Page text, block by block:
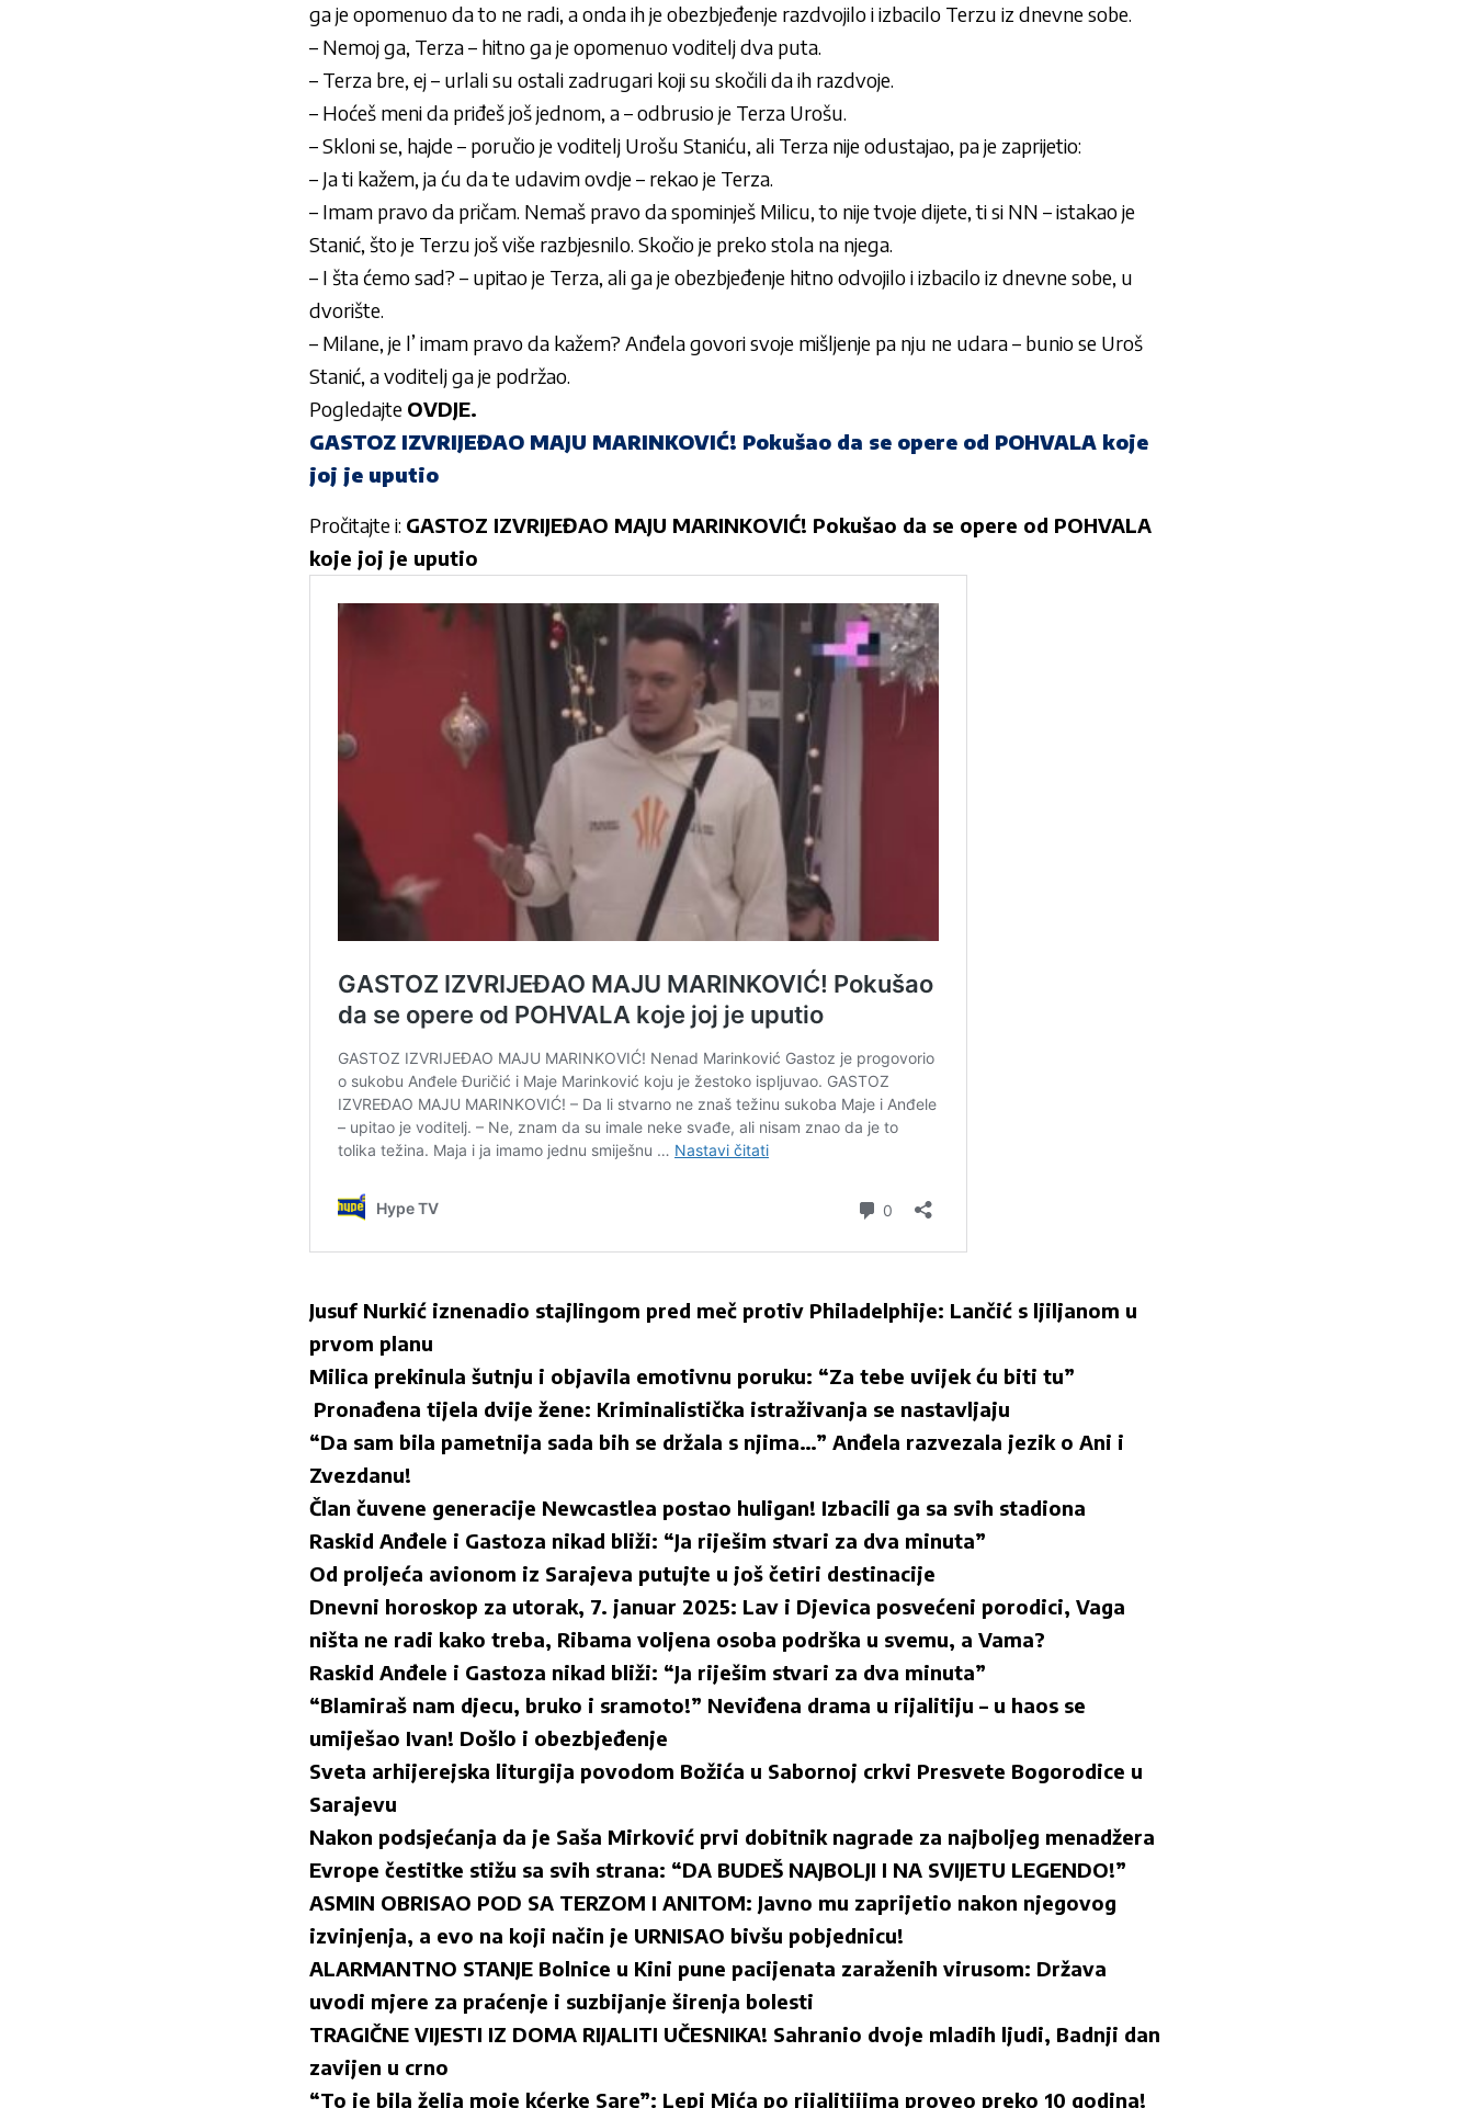
ga je opomenuo da to ne radi, a onda ih je obezbjeđenje razdvojilo i izbacilo Terzu iz dnevne sobe.
– Nemoj ga, Terza – hitno ga je opomenuo voditelj dva puta.
– Terza bre, ej – urlali su ostali zadrugari koji su skočili da ih razdvoje.
– Hoćeš meni da priđeš još jednom, a – odbrusio je Terza Urošu.
– Skloni se, hajde – poručio je voditelj Urošu Staniću, ali Terza nije odustajao, pa je zaprijetio:
– Ja ti kažem, ja ću da te udavim ovdje – rekao je Terza.
– Imam pravo da pričam. Nemaš pravo da spominješ Milicu, to nije tvoje dijete, ti si NN – istakao je
Stanić, što je Terzu još više razbjesnilo. Skočio je preko stola na njega.
– I šta ćemo sad? – upitao je Terza, ali ga je obezbjeđenje hitno odvojilo i izbacilo iz dnevne sobe, u
dvorište.
– Milane, je l’ imam pravo da kažem? Anđela govori svoje mišljenje pa nju ne udara – bunio se Uroš
Stanić, a voditelj ga je podržao.
Pogledajte OVDJE.
GASTOZ IZVRIJEĐAO MAJU MARINKOVIĆ! Pokušao da se opere od POHVALA koje
joj je uputio
Pročitajte i: GASTOZ IZVRIJEĐAO MAJU MARINKOVIĆ! Pokušao da se opere od POHVALA
koje joj je uputio
Jusuf Nurkić iznenadio stajlingom pred meč protiv Philadelphije: Lančić s ljiljanom u
prvom planu
Milica prekinula šutnju i objavila emotivnu poruku: “Za tebe uvijek ću biti tu”
Pronađena tijela dvije žene: Kriminalistička istraživanja se nastavljaju
“Da sam bila pametnija sada bih se držala s njima…” Anđela razvezala jezik o Ani i
Zvezdanu!
Član čuvene generacije Newcastlea postao huligan! Izbacili ga sa svih stadiona
Raskid Anđele i Gastoza nikad bliži: “Ja riješim stvari za dva minuta”
Od proljeća avionom iz Sarajeva putujte u još četiri destinacije
Dnevni horoskop za utorak, 7. januar 2025: Lav i Djevica posvećeni porodici, Vaga
ništa ne radi kako treba, Ribama voljena osoba podrška u svemu, a Vama?
Raskid Anđele i Gastoza nikad bliži: “Ja riješim stvari za dva minuta”
“Blamiraš nam djecu, bruko i sramoto!” Neviđena drama u rijalitiju – u haos se
umiješao Ivan! Došlo i obezbjeđenje
Sveta arhijerejska liturgija povodom Božića u Sabornoj crkvi Presvete Bogorodice u
Sarajevu
Nakon podsjećanja da je Saša Mirković prvi dobitnik nagrade za najboljeg menadžera
Evrope čestitke stižu sa svih strana: “DA BUDEŠ NAJBOLJI I NA SVIJETU LEGENDO!”
ASMIN OBRISAO POD SA TERZOM I ANITOM: Javno mu zaprijetio nakon njegovog
izvinjenja, a evo na koji način je URNISAO bivšu pobjednicu!
ALARMANTNO STANJE Bolnice u Kini pune pacijenata zaraženih virusom: Država
uvodi mjere za praćenje i suzbijanje širenja bolesti
TRAGIČNE VIJESTI IZ DOMA RIJALITI UČESNIKA! Sahranio dvoje mladih ljudi, Badnji dan
zavijen u crno
“To je bila želja moje kćerke Sare”: Lepi Mića po rijalitijima proveo preko 10 godina!